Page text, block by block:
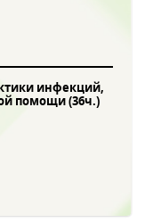
инфекций,
помощи (36ч.)